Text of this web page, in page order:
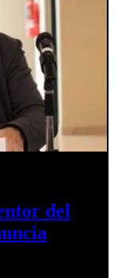
del